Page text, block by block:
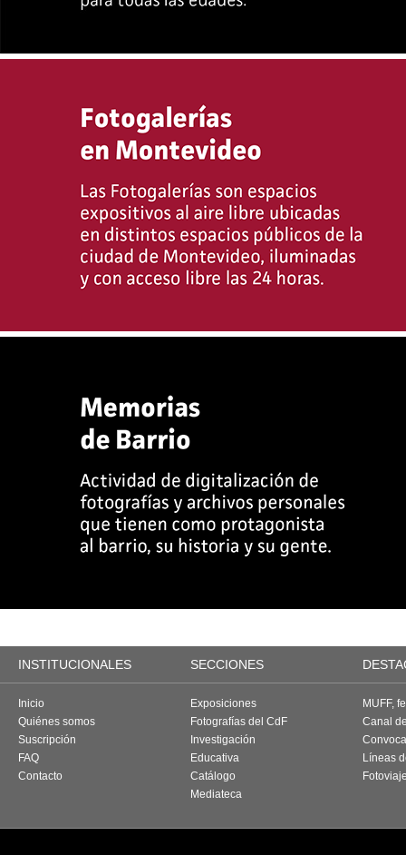
INSTITUCIONALES SECCIONES
Inicio
Quiénes somos
Suscripción
FAQ
Contacto
Exposiciones
Fotografías del CdF
Investigación
Educativa
Catálogo
Mediateca
MUFF,
Canal
Líneas